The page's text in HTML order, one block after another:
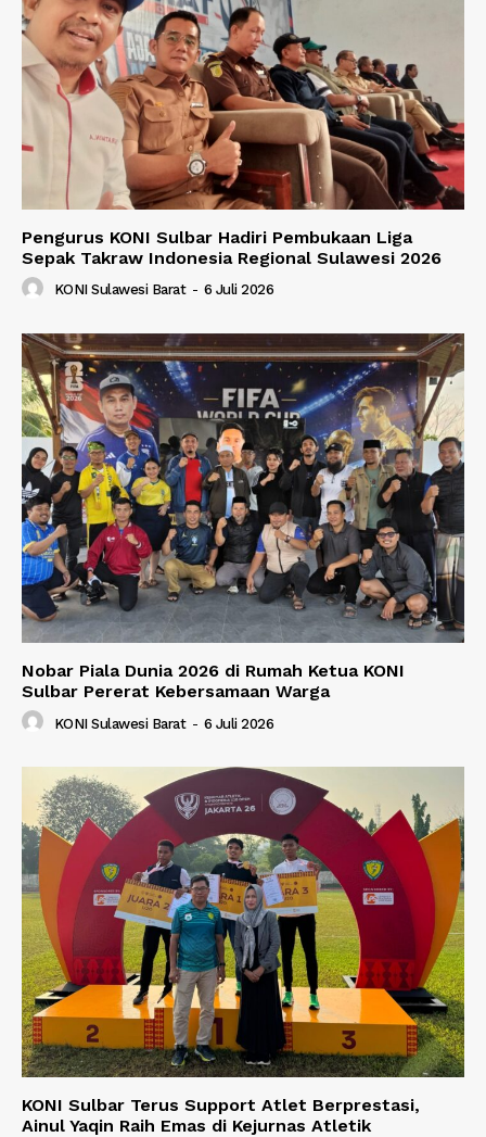
Pengurus KONI Sulbar Hadiri Pembukaan Liga
Sepak Takraw Indonesia Regional Sulawesi 2026
KONI Sulawesi Barat - 6 Juli 2026
Nobar Piala Dunia 2026 di Rumah Ketua KONI
Sulbar Pererat Kebersamaan Warga
KONI Sulawesi Barat - 6 Juli 2026
KONI Sulbar Terus Support Atlet Berprestasi,
Ainul Yaqin Raih Emas di Kejurnas Atletik